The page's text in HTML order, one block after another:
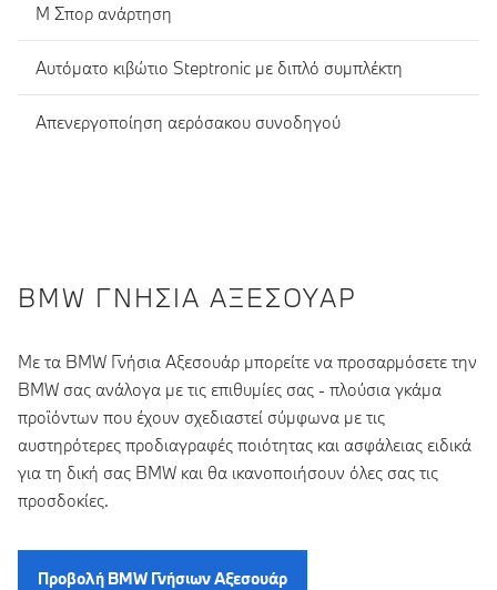
Μ Σπορ ανάρτηση
Αυτόματο κιβώτιο Steptronic με διπλό συμπλέκτη
Απενεργοποίηση αερόσακου συνοδηγού
BMW ΓΝΉΣΙΑ ΑΞΕΣΟΥΆΡ
Με τα BMW Γνήσια Αξεσουάρ μπορείτε να προσαρμόσετε την
BMW σας ανάλογα με τις επιθυμίες σας - πλούσια γκάμα
προϊόντων που έχουν σχεδιαστεί σύμφωνα με τις
αυστηρότερες προδιαγραφές ποιότητας και ασφάλειας ειδικά
για τη δική σας BMW και θα ικανοποιήσουν όλες σας τις
προσδοκίες.
Προβολή BMW Γνήσιων Αξεσουάρ